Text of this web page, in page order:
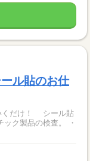
ル貼のお仕